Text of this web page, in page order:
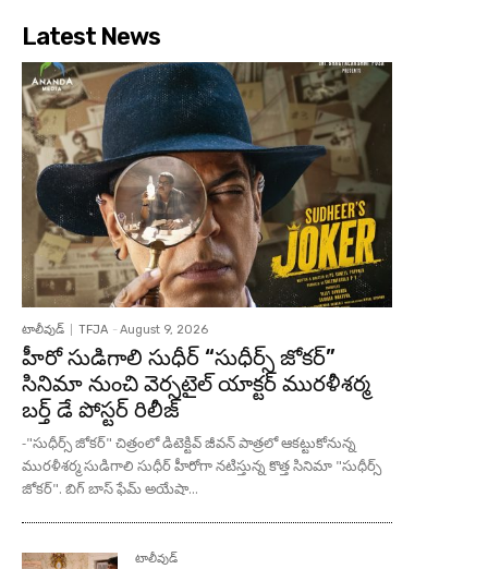
Latest News
టాలీవుడ్ TFJA - August 9, 2026
హీరో సుడిగాలి సుధీర్ “సుధీర్స్ జోకర్”
సినిమా నుంచి వెర్సటైల్ యాక్టర్ మురళీశర్మ
బర్త్ డే పోస్టర్ రిలీజ్
-"సుధీర్స్ జోకర్" చిత్రంలో డిటెక్టివ్ జీవన్ పాత్రలో ఆకట్టుకోనున్న
మురళీశర్మ సుడిగాలి సుధీర్ హీరోగా నటిస్తున్న కొత్త సినిమా "సుధీర్స్
జోకర్". బిగ్ బాస్ ఫేమ్ అయేషా...
టాలీవుడ్